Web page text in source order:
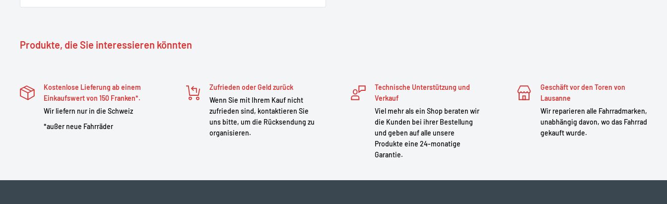
Produkte, die Sie interessieren könnten
Kostenlose Lieferung ab einem
Einkaufswert von 150 Franken*.
Wir liefern nur in die Schweiz
*außer neue Fahrräder
Zufrieden oder Geld zurück
Wenn Sie mit Ihrem Kauf nicht
zufrieden sind, kontaktieren Sie
uns bitte, um die Rücksendung zu
organisieren.
Technische Unterstützung und
Verkauf
Viel mehr als ein Shop beraten wir
die Kunden bei ihrer Bestellung
und geben auf alle unsere
Produkte eine 24-monatige
Garantie.
Geschäft vor den Toren von
Lausanne
Wir reparieren alle Fahrradmarken,
unabhängig davon, wo das Fahrrad
gekauft wurde.